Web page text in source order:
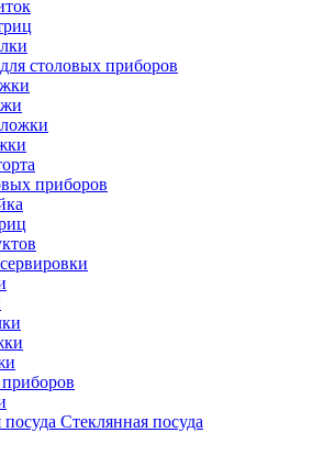
столовых приборов
приборов
Стеклянная посуда